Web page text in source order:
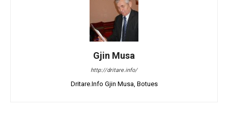
Gjin Musa
http://dritare.info/
Dritare.Info Gjin Musa, Botues